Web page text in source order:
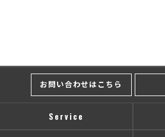
お問い合わせはこちら
Service